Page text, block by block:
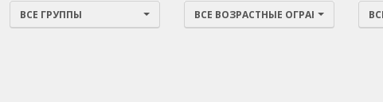
ВСЕ ГРУППЫ ВСЕ ВОЗРАСТНЫЕ ОГРАНИЧЕНИЯ